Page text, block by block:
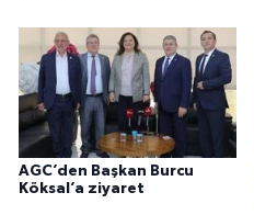
AGC’den Başkan Burcu
Köksal’a ziyaret